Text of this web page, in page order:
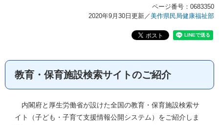
ページ番号：0683350
2020年9月30日更新／美作県民局健康福祉部
教育・保育施設検索サイトのご紹介
内閣府と厚生労働省が設けた全国の教育・保育施設検索サ
イト（子ども・子育て支援情報公開システム）をご紹介しま